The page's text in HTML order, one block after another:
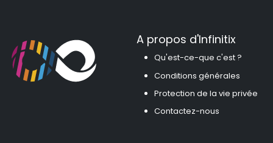
A propos d'Infinitix
Qu'est-ce-que c'est ?
Conditions générales
Protection de la vie privée
Contactez-nous